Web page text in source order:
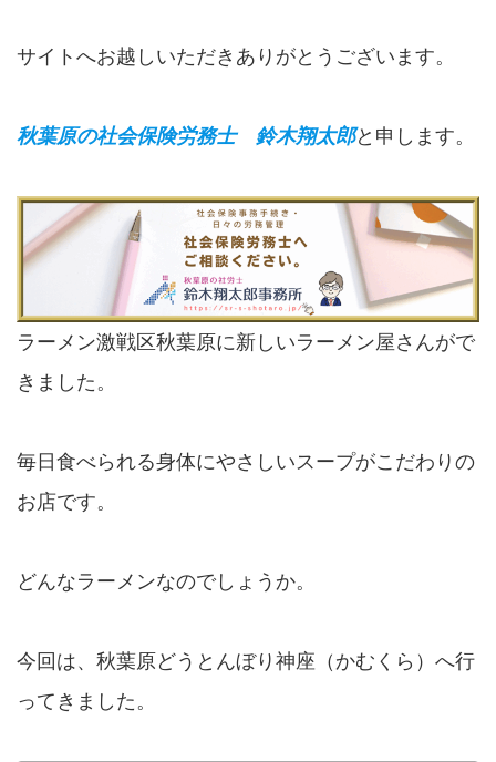
サイトへお越しいただきありがとうございます。
秋葉原の社会保険労務士 鈴木翔太郎と申します。
ラーメン激戦区秋葉原に新しいラーメン屋さんがで
きました。
毎日食べられる身体にやさしいスープがこだわりの
お店です。
どんなラーメンなのでしょうか。
今回は、秋葉原どうとんぼり神座（かむくら）へ行
ってきました。